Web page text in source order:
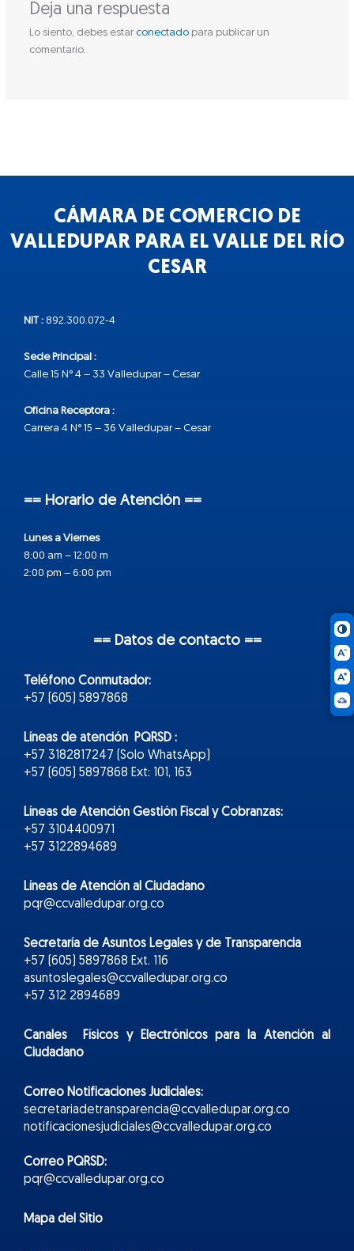
Deja una respuesta
Lo siento, debes estar conectadopara publicar un
comentario.
CÁMARA DE COMERCIO DE
VALLEDUPAR PARA EL VALLE DEL RÍO
CESAR
NIT : 892.300.072-4
Sede Principal :
Calle 15 N° 4 – 33 Valledupar – Cesar
Oficina Receptora :
Carrera 4 N° 15 – 36 Valledupar – Cesar
== Horario de Atención ==
Lunes a Viernes
8:00 am – 12:00 m
2:00 pm – 6:00 pm
== Datos de contacto ==
Teléfono Conmutador:
+57 (605) 5897868
Líneas de atención PQRSD :
+57 3182817247 (Solo WhatsApp)
+57 (605) 5897868 Ext: 101, 163
Líneas de Atención Gestión Fiscal y Cobranzas:
+57 3104400971
+57 3122894689
Líneas de Atención al Ciudadano
pqr@ccvalledupar.org.co
Secretaría de Asuntos Legales y de Transparencia
+57 (605) 5897868 Ext. 116
asuntoslegales@ccvalledupar.org.co
+57 312 2894689
Canales Físicos yElectrónicospara la Atención al
Ciudadano
Correo Notificaciones Judiciales:
secretariadetransparencia@ccvalledupar.org.co
notificacionesjudiciales@ccvalledupar.org.co
Correo PQRSD:
pqr@ccvalledupar.org.co
Mapa del Sitio